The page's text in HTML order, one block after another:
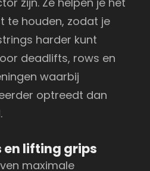
te houden, zodat je
harder kunt
deadlifts, rows en
waarbij
optreedt dan
en lifting grips
maximale